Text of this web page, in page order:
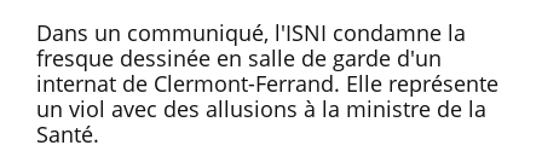
Dans un communiqué, l'ISNI condamne la
fresque dessinée en salle de garde d'un
internat de Clermont-Ferrand. Elle représente
un viol avec des allusions à la ministre de la
Santé.